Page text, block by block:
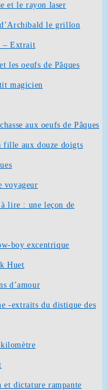
et le rayon laser
le grillon
– Extrait
les oeufs de Pâques
magicien
aux oeufs de Pâques
aux douze doigts
voyageur
lire : une leçon de
boy excentrique
Huet
d’amour
-extraits du distique des
kilomètre
et dictature rampante